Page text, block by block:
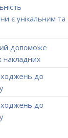
є унікальним та
допоможе
накладних
до
до